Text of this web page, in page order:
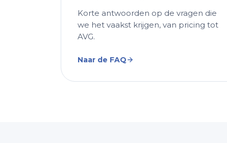
Korte antwoorden op de vragen die
we het vaakst krijgen, van pricing tot
AVG.
Naar de FAQ